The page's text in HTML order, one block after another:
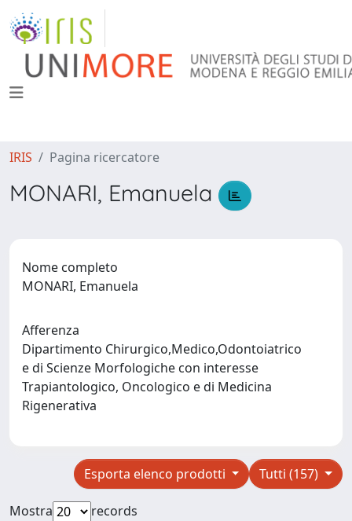
IRIS Pagina ricercatore
MONARI, Emanuela
Nome completo
MONARI, Emanuela
Afferenza
Dipartimento Chirurgico,Medico,Odontoiatrico
e di Scienze Morfologiche con interesse
Trapiantologico, Oncologico e di Medicina
Rigenerativa
Tutti (157)
Esporta elenco prodotti
Mostra
records